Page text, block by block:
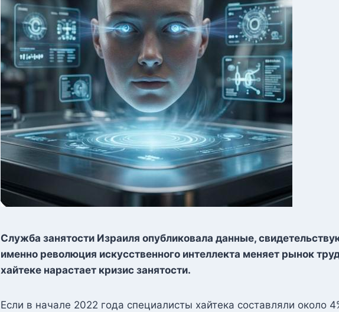
Служба занятости Израиля опубликовала данные,
именно революция искусственного интеллекта меняет рынок
хайтеке нарастает кризис занятости.
Если в начале 2022 года специалисты хайтека составляли около